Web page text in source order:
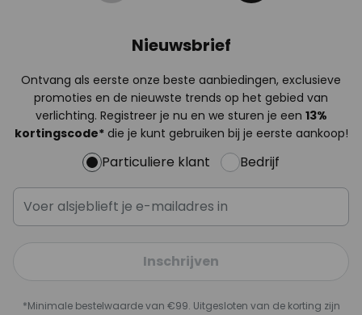
Nieuwsbrief
Ontvang als eerste onze beste aanbiedingen, exclusieve
promoties en de nieuwste trends op het gebied van
verlichting. Registreer je nu en we sturen je een 13%
kortingscode*die je kunt gebruiken bij je eerste aankoop!
Particuliere klant Bedrijf
Inschrijven
*Minimale bestelwaarde van €99. Uitgesloten van de korting zijn